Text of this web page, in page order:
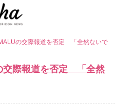
の交際報道を否定 「全然ないで
交際報道を否定 「全然